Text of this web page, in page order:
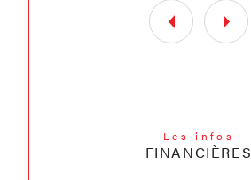
Les infos
FINANCIÈRES